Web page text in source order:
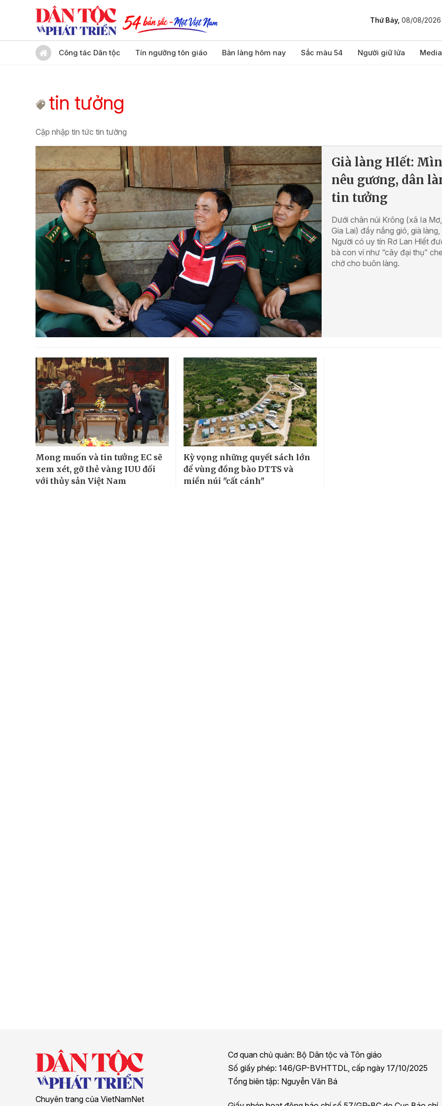
Thứ Bảy, 08/08/2026
Công tác Dân tộc Tín ngưỡng tôn giáo Bản làng hôm nay Sắc màu 54 Người giữ lửa Media
tin tưởng
Cập nhập tin tức tin tưởng
Già làng Hlết:
nêu gương, dân
tin tưởng
Dưới chân núi Krông (xã Ia
Gia Lai) đầy nắng gió, già làng,
Người có uy tín Rơ Lan Hlết
bà con ví như “cây đại thụ” che
chở cho buôn làng.
Mong muốn và tin tưởng EC sẽ
xem xét, gỡ thẻ vàng IUU đối
với thủy sản Việt Nam
Kỳ vọng những quyết sách lớn
để vùng đồng bào DTTS và
miền núi "cất cánh"
Chuyên trang của VietNamNet
Cơ quan chủ quản: Bộ Dân tộc và Tôn giáo
Số giấy phép: 146/GP-BVHTTDL, cấp ngày 17/10/2025
Tổng biên tập: Nguyễn Văn Bá